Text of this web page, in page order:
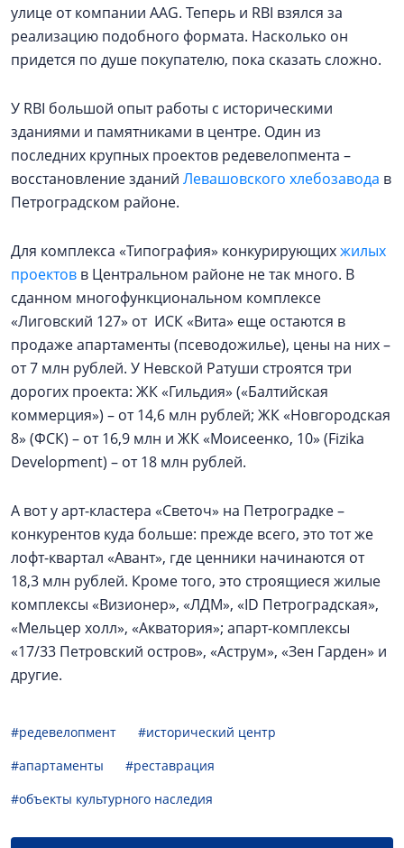
улице от компании AAG. Теперь и RBI взялся за
реализацию подобного формата. Насколько он
придется по душе покупателю, пока сказать сложно.
У RBI большой опыт работы с историческими
зданиями и памятниками в центре. Один из
последних крупных проектов редевелопмента –
восстановление зданий Левашовского хлебозавода в
Петроградском районе.
Для комплекса «Типография» конкурирующихжилых
проектов в Центральном районе не так много. В
сданном многофункциональном комплексе
«Лиговский 127» от ИСК «Вита» еще остаются в
продаже апартаменты (псеводожилье), цены на них –
от 7 млн рублей. У Невской Ратуши строятся три
дорогих проекта: ЖК «Гильдия» («Балтийская
коммерция») – от 14,6 млн рублей; ЖК «Новгородская
8» (ФСК) – от 16,9 млн и ЖК «Моисеенко, 10» (Fizika
Development) – от 18 млн рублей.
А вот у арт-кластера «Светоч» на Петроградке –
конкурентов куда больше: прежде всего, это тот же
лофт-квартал «Авант», где ценники начинаются от
18,3 млн рублей. Кроме того, это строящиеся жилые
комплексы «Визионер», «ЛДМ», «ID Петроградская»,
«Мельцер холл», «Акватория»; апарт-комплексы
«17/33 Петровский остров», «Аструм», «Зен Гарден» и
другие.
#редевелопмент
#исторический центр
#апартаменты
#реставрация
#объекты культурного наследия